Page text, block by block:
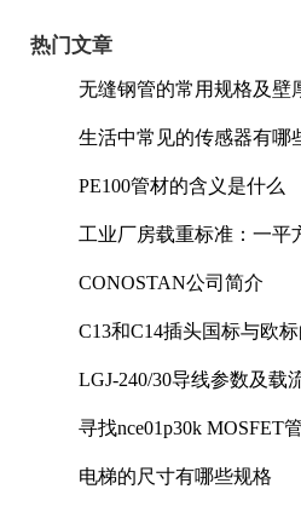
热门文章
无缝钢管的常用规格及壁
生活中常见的传感器有哪
PE100管材的含义是什么
工业厂房载重标准：一平
CONOSTAN公司简介
C13和C14插头国标与欧
LGJ-240/30导线参数及载
寻找nce01p30k MOSFET
电梯的尺寸有哪些规格